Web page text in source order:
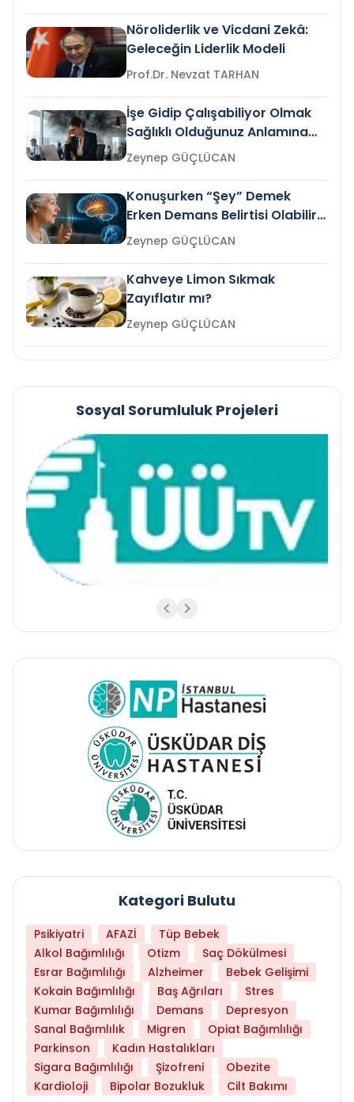
Nöroliderlik ve Vicdani Zekâ:
Geleceğin Liderlik Modeli
Prof.Dr. Nevzat TARHAN
İşe Gidip Çalışabiliyor Olmak
Sağlıklı Olduğunuz Anlamına
Gelir mi?Zeynep GÜÇLÜCAN
Konuşurken “Şey” Demek
Erken Demans Belirtisi Olabilir
mi?
Zeynep GÜÇLÜCAN
Kahveye Limon Sıkmak
Zayıflatır mı?
Zeynep GÜÇLÜCAN
Sosyal Sorumluluk Projeleri
Kategori Bulutu
Psikiyatri AFAZİ
Tüp Bebek
Alkol Bağımlılığı
Otizm
Saç Dökülmesi
Esrar Bağımlılığı
Alzheimer
Bebek Gelişimi
Kokain Bağımlılığı
Baş Ağrıları
Stres
Kumar Bağımlılığı
Demans
Depresyon
Sanal Bağımlılık
Migren
Opiat Bağımlılığı
Parkinson
Kadın Hastalıkları
Sigara Bağımlılığı
Şizofreni
Obezite
Kardioloji
Bipolar Bozukluk Cilt Bakımı